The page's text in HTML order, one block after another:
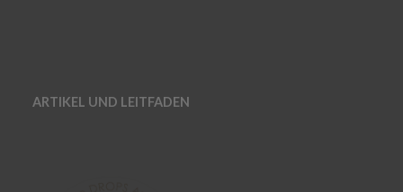
ARTIKEL UND LEITFADEN